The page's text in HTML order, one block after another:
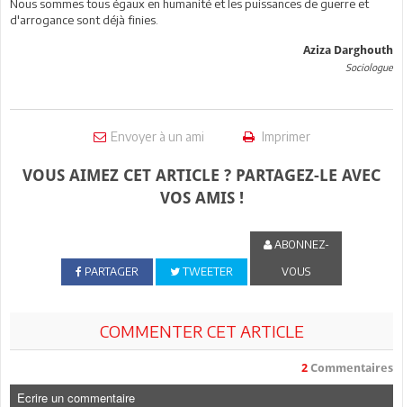
Nous sommes tous égaux en humanité et les puissances de guerre et
d'arrogance sont déjà finies.
Aziza Darghouth
Sociologue
Envoyer à un ami Imprimer
VOUS AIMEZ CET ARTICLE ? PARTAGEZ-LE AVEC
VOS AMIS !
PARTAGER TWEETER
ABONNEZ-
VOUS
COMMENTER CET ARTICLE
2 Commentaires
Ecrire un commentaire